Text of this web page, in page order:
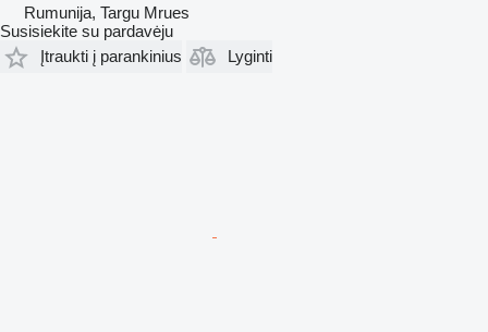
Rumunija, Targu Mrues
Susisiekite su pardavėju
Įtraukti į parankinius
Lyginti